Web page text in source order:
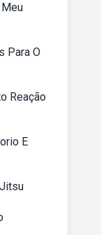
Para O
Reação
E